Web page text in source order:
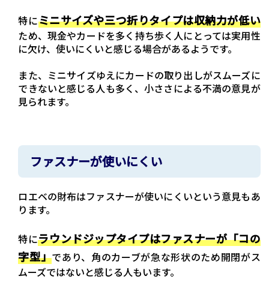
特にミニサイズや三つ折りタイプは収納力が低い
ため、現金やカードを多く持ち歩く人にとっては実用性
に欠け、使いにくいと感じる場合があるようです。
また、ミニサイズゆえにカードの取り出しがスムーズに
できないと感じる人も多く、小ささによる不満の意見が
見られます。
ファスナーが使いにくい
ロエベの財布はファスナーが使いにくいという意見もあ
ります。
特にラウンドジップタイプはファスナーが「コの
字型」であり、角のカーブが急な形状のため開閉がス
ムーズではないと感じる人もいます。